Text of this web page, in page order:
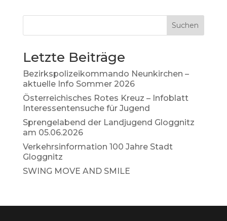
Suchen
Letzte Beiträge
Bezirkspolizeikommando Neunkirchen –
aktuelle Info Sommer 2026
Österreichisches Rotes Kreuz – Infoblatt
Interessentensuche für Jugend
Sprengelabend der Landjugend Gloggnitz
am 05.06.2026
Verkehrsinformation 100 Jahre Stadt
Gloggnitz
SWING MOVE AND SMILE